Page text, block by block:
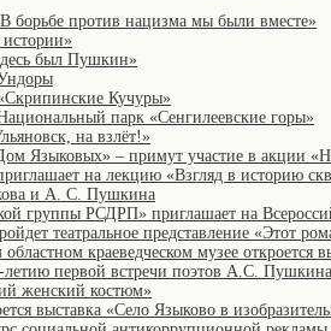
борьбе против нацизма мы были вместе»
был Пушкин»
Кучуры»
парк «Сенгилеевские горы»
на взлёт!»
Языковых» – примут участие в акции
на лекцию «Взгляд в историю
и А. С. Пушкина
группы РСДРП» приглашает на
театральное представление «Этот
краеведческом музее
первой встречи поэтов А.С.
женский костюм»
выставка «Село Языково в